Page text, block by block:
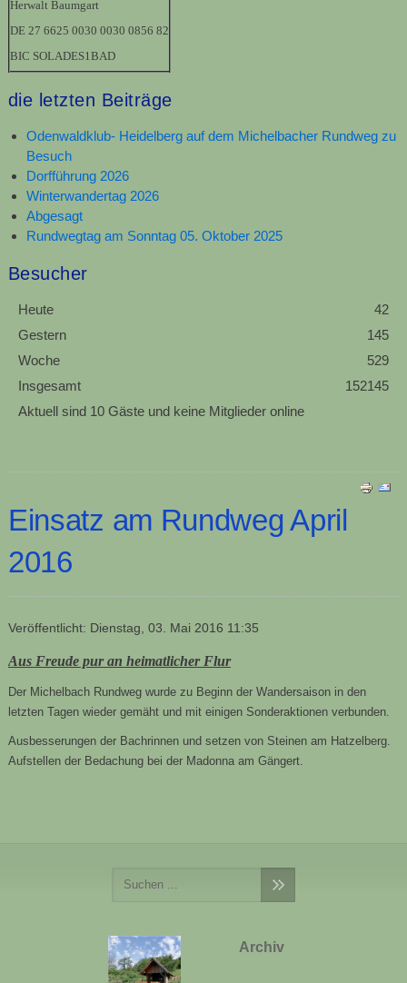
Herwalt Baumgart
DE 27 6625 0030 0030 0856 82
BIC SOLADES1BAD
die letzten Beiträge
Odenwaldklub- Heidelberg auf dem Michelbacher Rundweg zu
Besuch
Dorfführung 2026
Winterwandertag 2026
Abgesagt
Rundwegtag am Sonntag 05. Oktober 2025
Besucher
Heute
42
Gestern
145
Woche
529
Insgesamt
152145
Aktuell sind 10 Gäste und keine Mitglieder online
Einsatz am Rundweg April
2016
Veröffentlicht: Dienstag, 03. Mai 2016 11:35
Aus Freude pur an heimatlicher Flur
Der Michelbach Rundweg wurde zu Beginn der Wandersaison in den
letzten Tagen wieder gemäht und mit einigen Sonderaktionen verbunden.
Ausbesserungen der Bachrinnen und setzen von Steinen am Hatzelberg.
Aufstellen der Bedachung bei der Madonna am Gängert.
Archiv